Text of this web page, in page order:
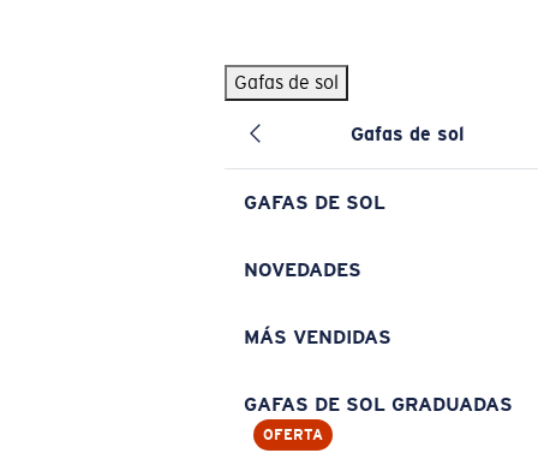
Gafas de sol
Gafas de sol
GAFAS DE SOL
NOVEDADES
MÁS VENDIDAS
GAFAS DE SOL GRADUADAS
OFERTA
BÚSQUEDAS POPULARES
Pilothouse PRO Limited Edition Pack Exclusivo
Gafas de sol personalizadas
Los más vendidos de gafas de sol